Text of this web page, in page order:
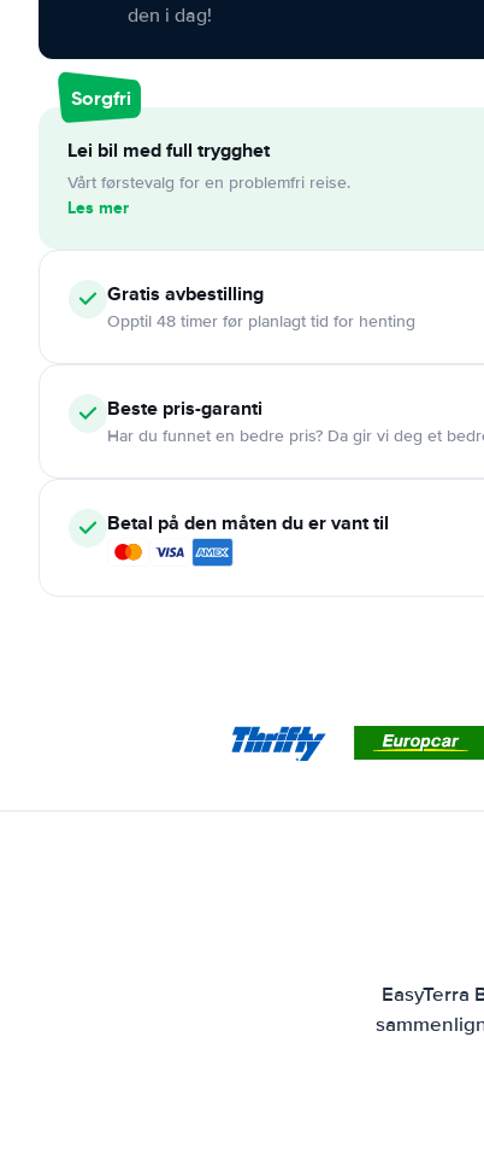
den i dag!
Sorgfri
Lei bil med full trygghet
Vårt førstevalg for en problemfri reise.
Les mer
Gratis avbestilling
Opptil 48 timer før planlagt tid for henting
Beste pris-garanti
Har du funnet en bedre pris? Da gir vi deg et
Betal på den måten du er vant til
EasyTerra